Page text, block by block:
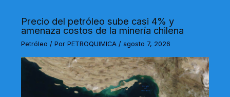
Precio del petróleo sube casi 4% y
amenaza costos de la minería chilena
Petróleo / PorPETROQUIMICA / agosto 7, 2026